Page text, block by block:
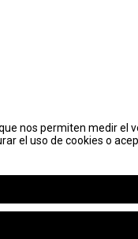
nos permiten medir el
el uso de cookies o